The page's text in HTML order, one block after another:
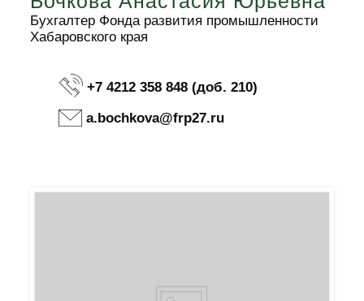
Бухгалтер Фонда развития промышленности
Хабаровского края
+7 4212 358 848 (доб. 210)
a.bochkova@frp27.ru